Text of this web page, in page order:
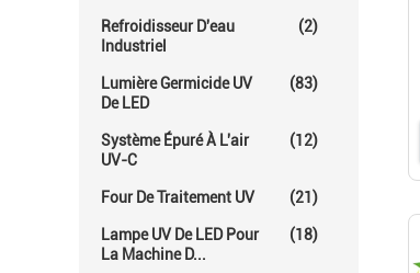
Refroidisseur D'eau
Industriel
(2)
Lumière Germicide UV
De LED
(83)
Système Épuré À L'air
UV-C
(12)
Four De Traitement UV (21)
Lampe UV De LED Pour
La Machine D...
(18)